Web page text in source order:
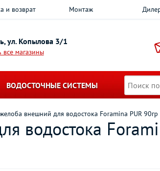
и возврат Монтаж
ул. Копылова 3/1
все магазины
ВОДОСТОЧНЫЕ СИСТЕМЫ
внешний для водостока Foramina PUR
водостока